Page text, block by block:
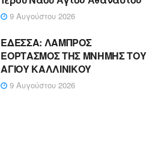
9 Αυγούστου 2026
ΕΔΕΣΣΑ: ΛΑΜΠΡΟΣ
ΕΟΡΤΑΣΜΟΣ ΤΗΣ ΜΝΗΜΗΣ ΤΟΥ
ΑΓΙΟΥ ΚΑΛΛΙΝΙΚΟΥ
9 Αυγούστου 2026